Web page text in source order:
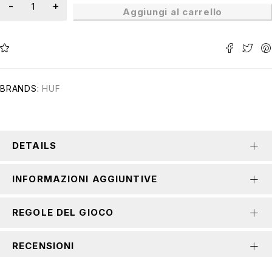
Aggiungi al carrello
BRANDS: HUF
DETAILS
INFORMAZIONI AGGIUNTIVE
REGOLE DEL GIOCO
RECENSIONI